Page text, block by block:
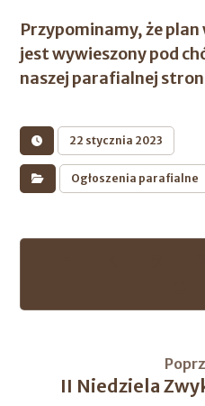
Przypominamy, że
jest wywieszony pod
naszej parafialnej
22 stycznia 2023
Ogłoszenia parafialne
II Niedziela